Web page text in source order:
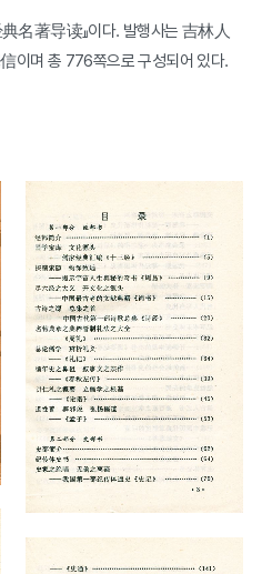
名著导读』이다. 발행사는 吉林人
며 총 776쪽으로 구성되어 있다.